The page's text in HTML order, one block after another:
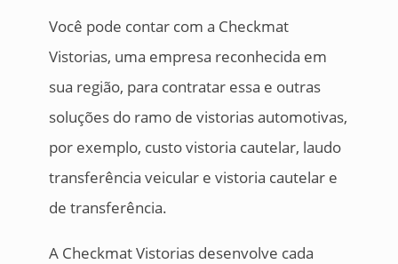
Você pode contar com a Checkmat
Vistorias, uma empresa reconhecida em
sua região, para contratar essa e outras
soluções do ramo de vistorias automotivas,
por exemplo, custo vistoria cautelar, laudo
transferência veicular e vistoria cautelar e
de transferência.
A Checkmat Vistorias desenvolve cada